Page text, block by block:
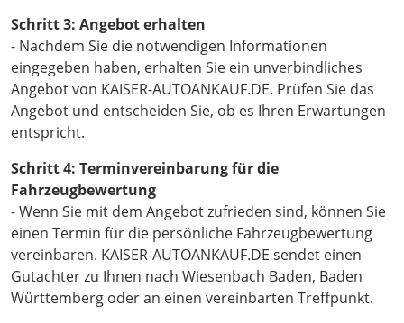
Schritt 3: Angebot erhalten
- Nachdem Sie die notwendigen Informationen
eingegeben haben, erhalten Sie ein unverbindliches
Angebot von KAISER-AUTOANKAUF.DE. Prüfen Sie das
Angebot und entscheiden Sie, ob es Ihren Erwartungen
entspricht.
Schritt 4: Terminvereinbarung für die
Fahrzeugbewertung
- Wenn Sie mit dem Angebot zufrieden sind, können Sie
einen Termin für die persönliche Fahrzeugbewertung
vereinbaren. KAISER-AUTOANKAUF.DE sendet einen
Gutachter zu Ihnen nach Wiesenbach Baden, Baden
Württemberg oder an einen vereinbarten Treffpunkt.